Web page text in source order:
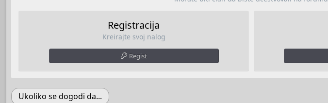
Registracija
Kreirajte svoj nalog
Regist
Ukoliko se dogodi da...